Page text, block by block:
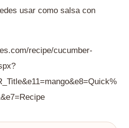
usar como salsa con
recipe/cucumber-